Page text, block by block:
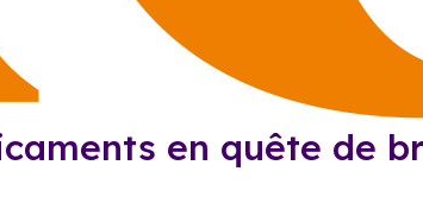
en quête de